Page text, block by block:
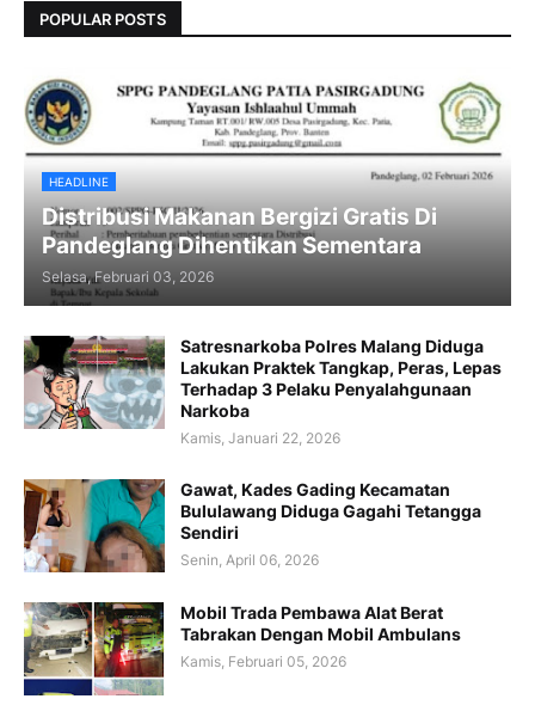
POPULAR POSTS
HEADLINE
Distribusi Makanan Bergizi Gratis Di
Pandeglang Dihentikan Sementara
Selasa, Februari 03, 2026
Satresnarkoba Polres Malang Diduga
Lakukan Praktek Tangkap, Peras, Lepas
Terhadap 3 Pelaku Penyalahgunaan
Narkoba
Kamis, Januari 22, 2026
Gawat, Kades Gading Kecamatan
Bululawang Diduga Gagahi Tetangga
Sendiri
Senin, April 06, 2026
Mobil Trada Pembawa Alat Berat
Tabrakan Dengan Mobil Ambulans
Kamis, Februari 05, 2026